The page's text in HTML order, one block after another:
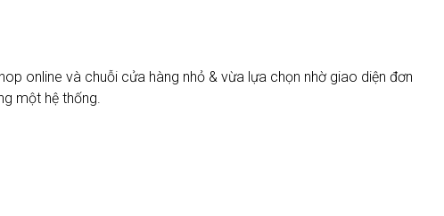
online và chuỗi cửa hàng nhỏ & vừa lựa chọn nhờ giao diện đơn
một hệ thống.